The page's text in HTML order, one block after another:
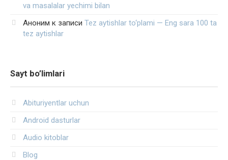
va masalalar yechimi bilan
Аноним к записи Tez aytishlar to‘plami — Eng sara 100 ta
tez aytishlar
Sayt bo’limlari
Abituriyentlar uchun
Android dasturlar
Audio kitoblar
Blog